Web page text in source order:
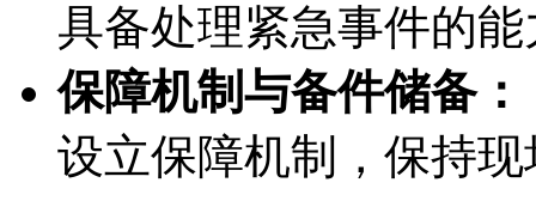
具备处理紧急事件的能
保障机制与备件储备：
设立保障机制，保持